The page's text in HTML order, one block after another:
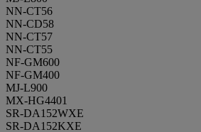
NN-CT56
NN-CD58
NN-CT57
NN-CT55
NF-GM600
NF-GM400
MJ-L900
MX-HG4401
SR-DA152WXE
SR-DA152KXE